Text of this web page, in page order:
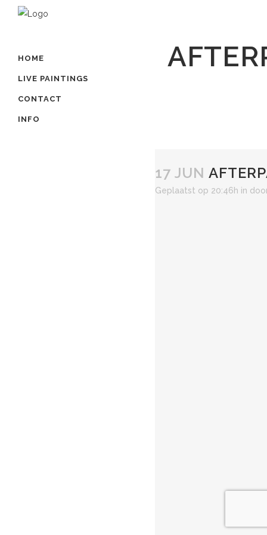
HOME
LIVE PAINTINGS
CONTACT
INFO
17 JUN
Geplaatst op 20:46h in